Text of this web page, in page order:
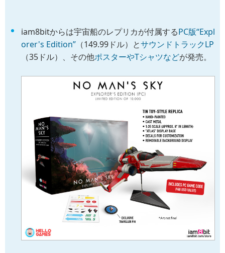
iam8bitからは宇宙船のレプリカが付属するPC版“Expl
orer's Edition” （149.99ドル）とサウンドトラックLP
（35ドル）、その他ポスターやTシャツなどが発売。